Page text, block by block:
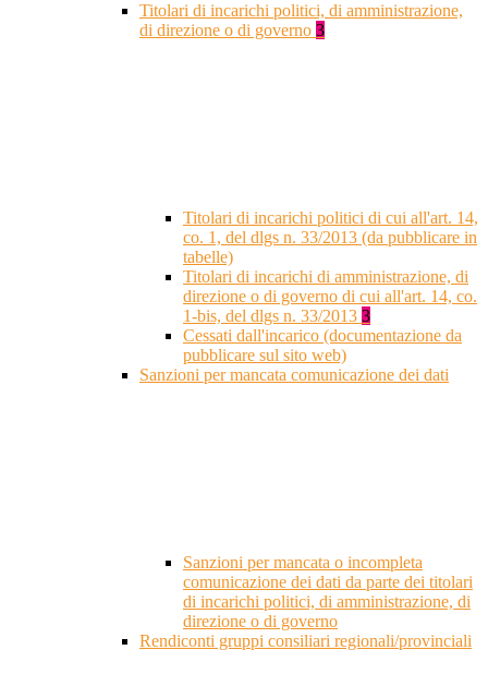
Titolari di incarichi politici, di amministrazione,
di direzione o di governo 3
Titolari di incarichi politici di cui all'art. 14,
co. 1, del dlgs n. 33/2013 (da pubblicare in
tabelle)
Titolari di incarichi di amministrazione, di
direzione o di governo di cui all'art. 14, co.
1-bis, del dlgs n. 33/2013 3
Cessati dall'incarico (documentazione da
pubblicare sul sito web)
Sanzioni per mancata comunicazione dei dati
Sanzioni per mancata o incompleta
comunicazione dei dati da parte dei titolari
di incarichi politici, di amministrazione, di
direzione o di governo
Rendiconti gruppi consiliari regionali/provinciali